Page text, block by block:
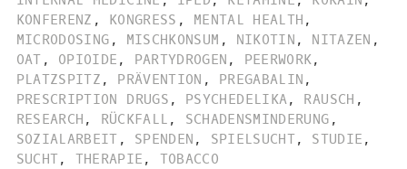
KONFERENZ , KONGRESS , MENTAL HEALTH ,
MICRODOSING , MISCHKONSUM , NIKOTIN , NITAZEN ,
OAT , OPIOIDE , PARTYDROGEN , PEERWORK,
PLATZSPITZ , PRÄVENTION , PREGABALIN ,
PRESCRIPTION DRUGS , PSYCHEDELIKA, RAUSCH ,
RESEARCH , RÜCKFALL , SCHADENSMINDERUNG ,
SOZIALARBEIT , SPENDEN , SPIELSUCHT, STUDIE ,
SUCHT, THERAPIE , TOBACCO